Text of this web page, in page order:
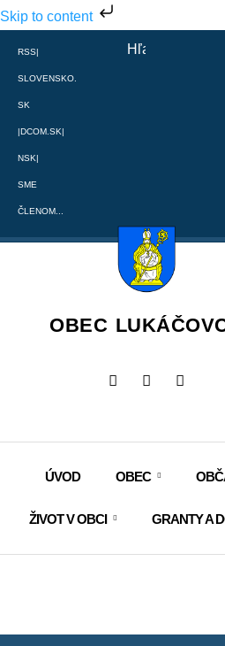
Skip to content
RSS|
SLOVENSKO.
SK
|DCOM.SK|
NSK|
SME
ČLENOM...
OBEC
ÚVOD OBEC
ŽIVOT V OBCI GRANTY A